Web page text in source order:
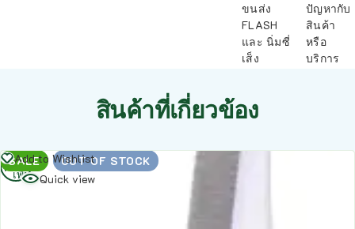
ขนส่ง
FLASH
และ นิ่มซี่
เส็ง
ปัญหากับ
สินค้า
หรือ
บริการ
สินค้าที่เกี่ยวข้อง
SALE OUT OF STOCK
Add to Wishlist
Quick view
อ่าน
เพิ่ม